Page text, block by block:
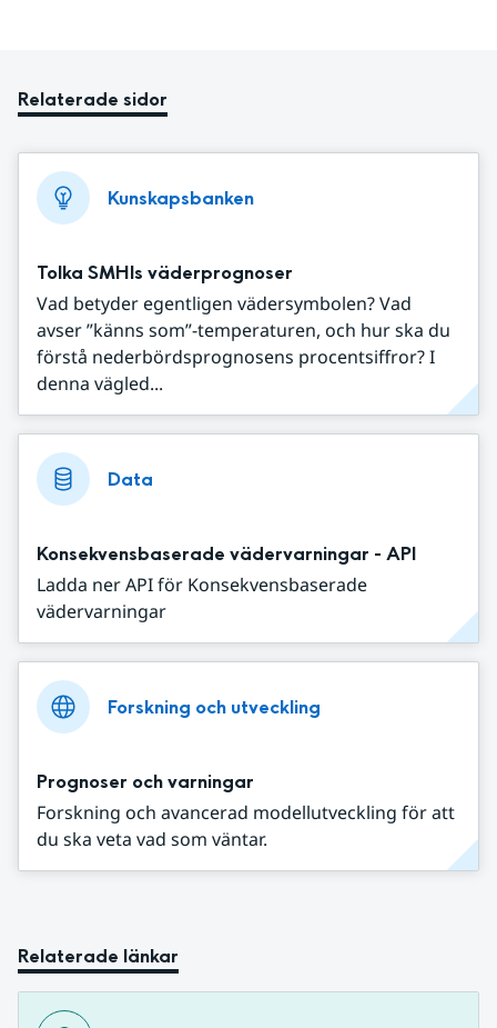
Relaterade sidor
Kunskapsbanken
Tolka SMHIs väderprognoser
Vad betyder egentligen vädersymbolen? Vad
avser ”känns som”-temperaturen, och hur ska du
förstå nederbördsprognosens procentsiffror? I
denna vägled...
Data
Konsekvensbaserade vädervarningar - API
Ladda ner API för Konsekvensbaserade
vädervarningar
Forskning och utveckling
Prognoser och varningar
Forskning och avancerad modellutveckling för att
du ska veta vad som väntar.
Relaterade länkar